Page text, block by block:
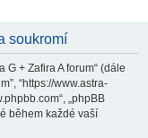
soukromí
+ Zafira A forum“ (dále
“https://www.astra-
„phpBB
během každé vaší